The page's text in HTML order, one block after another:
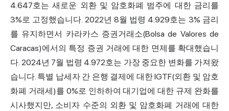
4.647호는 새로운 외환 및 암호화폐 범주에 대한 금리를
3%로 고정했습니다. 2022년 8월 법령 4.929호는 3% 금리
를 유지하면서 카라카스 증권거래소(Bolsa de Valores de
Caracas)에서의 특정 증권 거래에 대한 면제를 확대했습니
다. 2024년 7월 법령 4.972호는 가장 중요한 변화를 가져왔
습니다. 특별 납세자 간 은행 결제에 대한 IGTF(외환 및 암호
화폐 거래세)를 0%로 인하하여 대기업에 대한 규제 완화를
시사했지만, 소비자 수준의 외환 및 암호화폐 거래에 대한